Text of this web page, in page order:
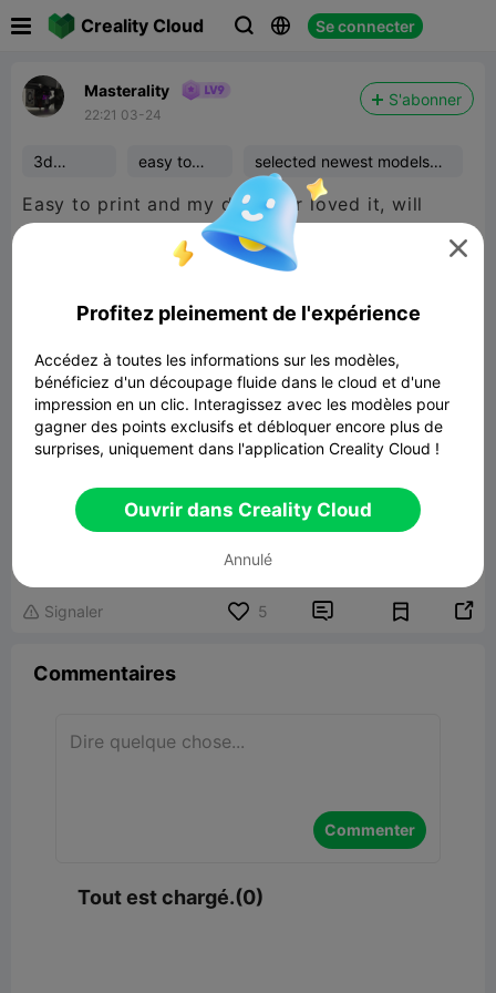
Creality Cloud   Se connecter
Masterality
22:21 03-24
S'abonner
3d
easy to
selected newest models
2507
Easy to print and my daughter loved it, will
paint it tomorrow.
Lucky Cat for drawing or paint
Lier un modèle
 Signaler 5  
Commentaires
Commenter
Tout est chargé.(0)

Profitez pleinement de l'expérience
Accédez à toutes les informations sur les modèles,
bénéficiez d'un découpage fluide dans le cloud et d'une
impression en un clic. Interagissez avec les modèles pour
gagner des points exclusifs et débloquer encore plus de
surprises, uniquement dans l'application Creality Cloud !
Ouvrir dans Creality Cloud
Annulé